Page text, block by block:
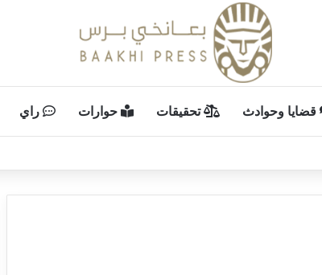
قضايا وحوادث تحقيقات حوارات راي